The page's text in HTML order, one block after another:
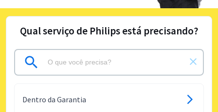
Qual serviço de Philips está precisando?
Dentro da Garantia